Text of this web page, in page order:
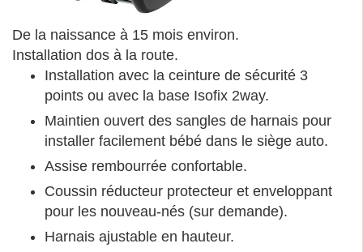
De la naissance à 15 mois environ.
Installation dos à la route.
Installation avec la ceinture de sécurité 3
points ou avec la base Isofix 2way.
Maintien ouvert des sangles de harnais pour
installer facilement bébé dans le siège auto.
Assise rembourrée confortable.
Coussin réducteur protecteur et enveloppant
pour les nouveau-nés (sur demande).
Harnais ajustable en hauteur.